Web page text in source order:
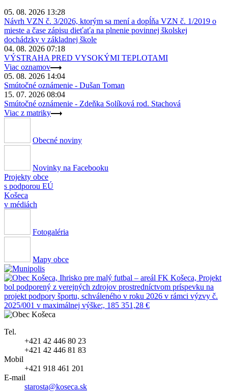
05. 08. 2026 13:28
Návrh VZN č. 3/2026, ktorým sa mení a dopĺňa VZN č. 1/2019 o
mieste a čase zápisu dieťaťa na plnenie povinnej školskej
dochádzky v základnej škole
04. 08. 2026 07:18
VÝSTRAHA PRED VYSOKÝMI TEPLOTAMI
Viac oznamov
05. 08. 2026 14:04
Smútočné oznámenie - Dušan Toman
15. 07. 2026 08:04
Smútočné oznámenie - Zdeňka Solíková rod. Stachová
Viac z matriky
Obecné noviny
Novinky na Facebooku
Projekty obce
s podporou EÚ
Košeca
v médiách
Fotogaléria
Mapy obce
Tel.
+421 42 446 80 23
+421 42 446 81 83
Mobil
+421 918 461 201
E-mail
starosta@koseca.sk